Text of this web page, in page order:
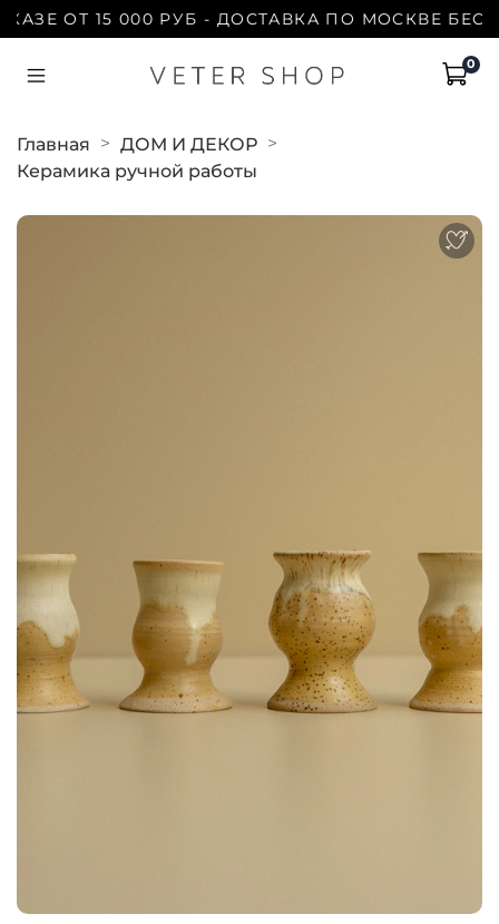
ОТ 15 000 РУБ - ДОСТАВКА ПО МОСКВЕ
0
Главная
ДОМ И ДЕКОР
Керамика ручной работы